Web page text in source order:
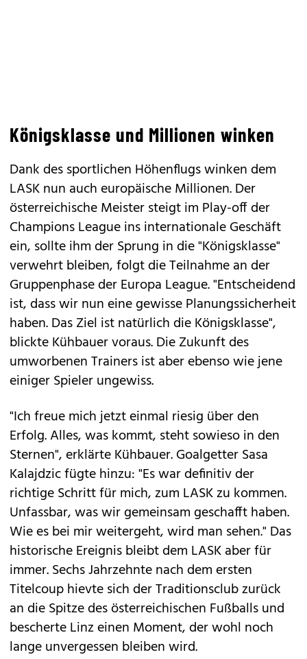
Königsklasse und Millionen winken
Dank des sportlichen Höhenflugs winken dem
LASK nun auch europäische Millionen. Der
österreichische Meister steigt im Play-off der
Champions League ins internationale Geschäft
ein, sollte ihm der Sprung in die "Königsklasse"
verwehrt bleiben, folgt die Teilnahme an der
Gruppenphase der Europa League. "Entscheidend
ist, dass wir nun eine gewisse Planungssicherheit
haben. Das Ziel ist natürlich die Königsklasse",
blickte Kühbauer voraus. Die Zukunft des
umworbenen Trainers ist aber ebenso wie jene
einiger Spieler ungewiss.
"Ich freue mich jetzt einmal riesig über den
Erfolg. Alles, was kommt, steht sowieso in den
Sternen", erklärte Kühbauer. Goalgetter Sasa
Kalajdzic fügte hinzu: "Es war definitiv der
richtige Schritt für mich, zum LASK zu kommen.
Unfassbar, was wir gemeinsam geschafft haben.
Wie es bei mir weitergeht, wird man sehen." Das
historische Ereignis bleibt dem LASK aber für
immer. Sechs Jahrzehnte nach dem ersten
Titelcoup hievte sich der Traditionsclub zurück
an die Spitze des österreichischen Fußballs und
bescherte Linz einen Moment, der wohl noch
lange unvergessen bleiben wird.